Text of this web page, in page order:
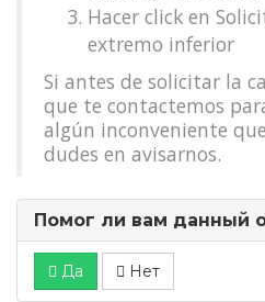
Hacer click en
extremo inferior
Si antes de solicitar la
que te contactemos
algún inconveniente
dudes en avisarnos.
Помог ли вам данный
Да Нет